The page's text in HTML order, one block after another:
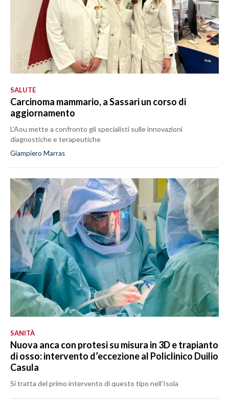
SALUTE
Carcinoma mammario, a Sassari un corso di
aggiornamento
L'Aou mette a confronto gli specialisti sulle innovazioni
diagnostiche e terapeutiche
Giampiero Marras
SANITÀ
Nuova anca con protesi su misura in 3D e trapianto
di osso: intervento d’eccezione al Policlinico Duilio
Casula
Si tratta del primo intervento di questo tipo nell’Isola